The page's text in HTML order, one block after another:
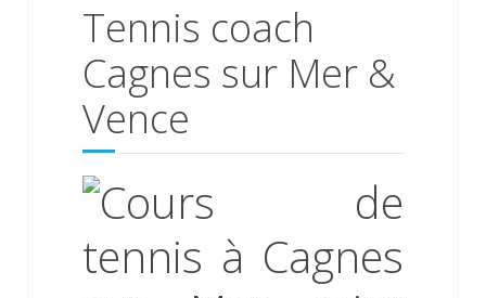
Tennis coach
Cagnes sur Mer &
Vence